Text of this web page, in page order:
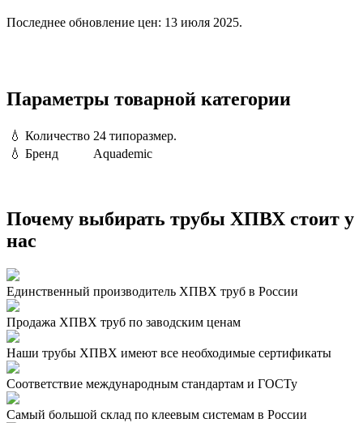
Последнее обновление цен: 13 июля 2025.
Параметры товарной категории
💧 Количество 24 типоразмер.
💧 Бренд Aquademic
Почему выбирать трубы ХПВХ стоит у
нас
Единственный производитель ХПВХ труб в России
Продажа ХПВХ труб по заводским ценам
Наши трубы ХПВХ имеют все необходимые сертификаты
Соответствие международным стандартам и ГОСТу
Самый большой склад по клеевым системам в России